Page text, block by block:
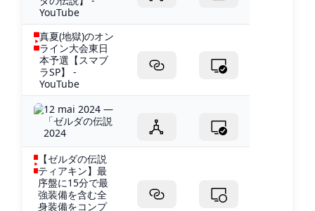
YouTube
真夏(地獄)のオン
ライン大会東日
本予選【スマブ
ラSP】 -
YouTube
12 mai 2024 —
「ゼルダの伝説
2024
【ゼルダの伝説
ティアキン】最
序盤に15分で最
強装備を含む全
身装備をコンプ